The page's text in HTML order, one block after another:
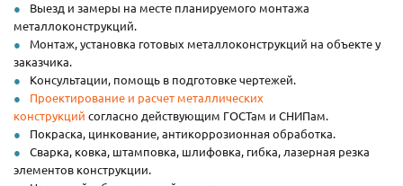
Выезд и замеры на месте планируемого монтажа
металлоконструкций.
Монтаж, установка готовых металлоконструкций на объекте у
заказчика.
Консультации, помощь в подготовке чертежей.
Проектирование и расчет металлических
конструкций согласно действующим ГОСТам и СНИПам.
Покраска, цинкование, антикоррозионная обработка.
Сварка, ковка, штамповка, шлифовка, гибка, лазерная резка
элементов конструкции.